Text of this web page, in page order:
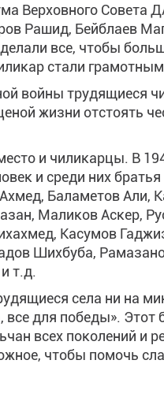
Верховного Совета
Рашид, Бейблаев
все, чтобы
стали
войны трудящиеся
жизни отстоять
и чиликарцы. В
и среди них
Баламетов Али,
Маликов Аскер,
Касумов
Шихбуба,
т.д.
села ни на
для победы». Этот
всех поколений и
чтобы помочь